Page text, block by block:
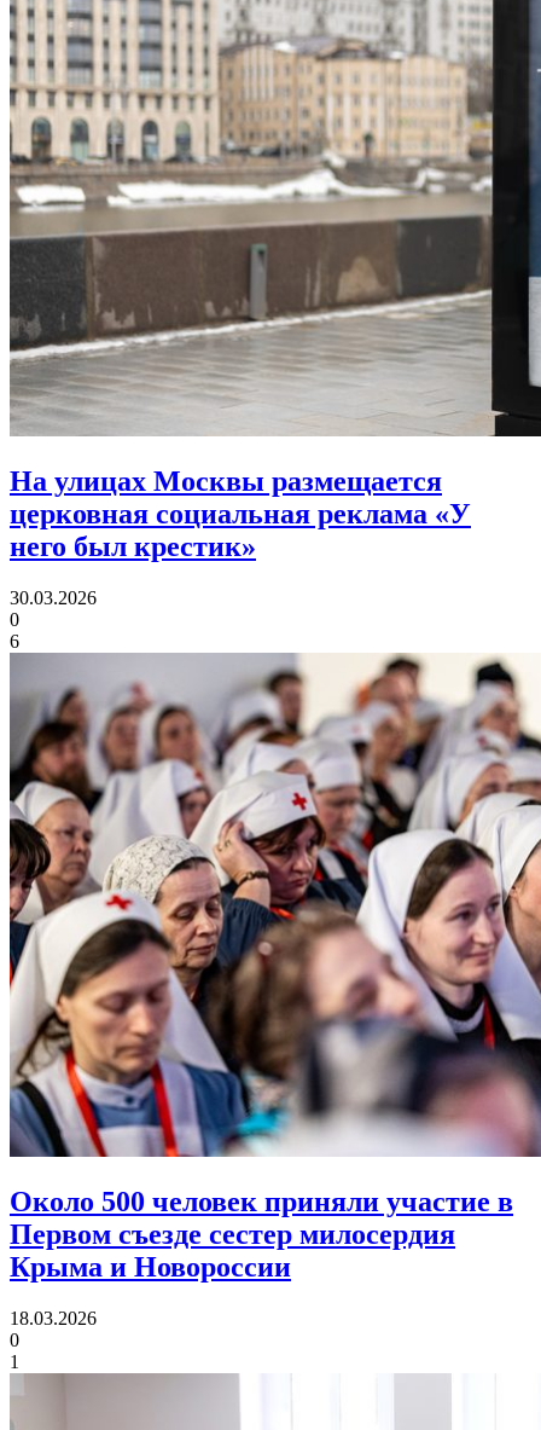
На улицах Москвы размещается
церковная социальная реклама «У
него был крестик»
30.03.2026
0
6
Около 500 человек приняли участие в
Первом съезде сестер милосердия
Крыма и Новороссии
18.03.2026
0
1